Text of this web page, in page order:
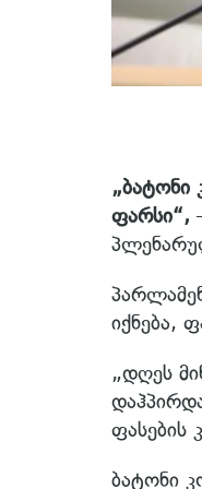
„ბატონი
ფარსი“,
იქნება,
„დღეს
ფასების
ბატონი